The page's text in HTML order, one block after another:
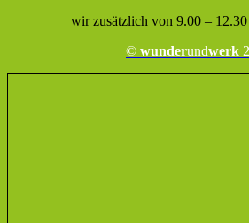
wir zusätzlich von 9.00 –
© wunderundwerk